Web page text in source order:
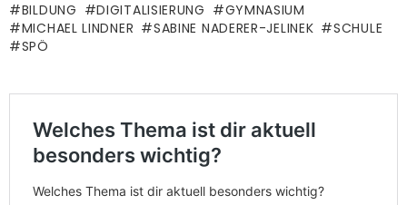
BILDUNG DIGITALISIERUNG
GYMNASIUM
MICHAEL LINDNER
SABINE NADERER-JELINEK
SCHULE
SPÖ